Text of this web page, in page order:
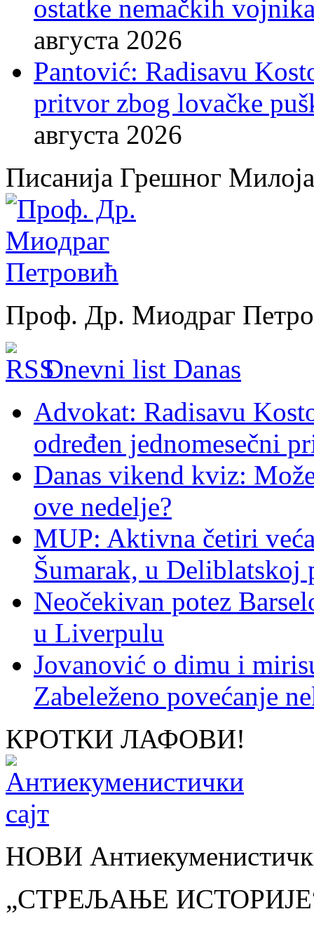
ostatke nemačkih
августа 2026
Pantović: Radisavu
pritvor zbog lovačke
августа 2026
Писанија Грешног Милоја
Проф. Др. Миодраг
Dnevni list Danas
Advokat: Radisavu
određen jednomesečni
Danas vikend kviz:
ove nedelje?
MUP: Aktivna četiri
Šumarak, u Deliblatskoj
Neočekivan potez
u Liverpulu
Jovanović o dimu i
Zabeleženo povećanje
КРОТКИ ЛАФОВИ!
НОВИ
„СТРЕЉАЊЕ